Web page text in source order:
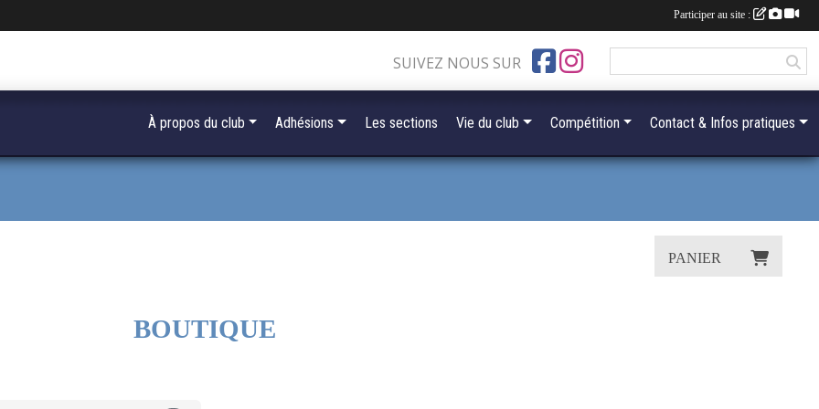
PANIER
BOUTIQUE
SUIVEZ NOUS SUR
À propos du club Adhésions Les sections Vie du club Compétition Contact & Infos pratiques
Participer au site :